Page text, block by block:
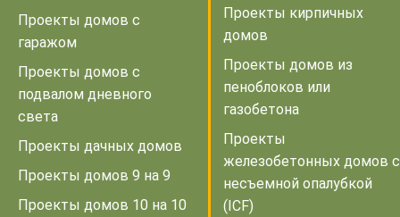
Проекты домов с
гаражом
Проекты домов с
подвалом дневного
света
Проекты дачных домов
Проекты домов 9 на 9
Проекты домов 10 на 10
Проекты кирпичных
домов
Проекты домов из
пеноблоков или
газобетона
Проекты
железобетонных домов с
несъемной опалубкой
(ICF)